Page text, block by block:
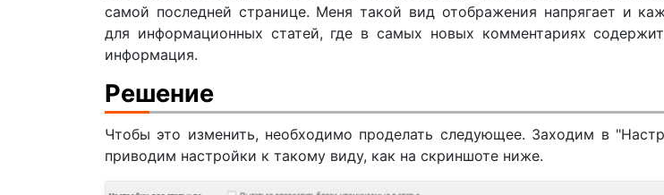
самой последней странице. Меня такой вид отображения напрягает и
для информационных статей, где в самых новых комментариях
информация.
Решение
Чтобы это изменить, необходимо проделать следующее. Заходим в
приводим настройки к такому виду, как на скриншоте ниже.